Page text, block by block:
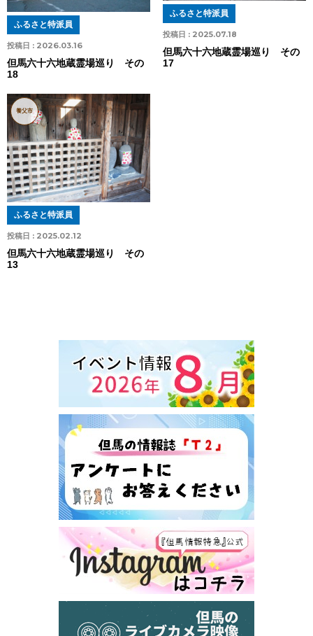
投稿日 : 2026.03.16
ふるさと特派員
但馬六十六地蔵霊場巡り その
18
投稿日 : 2025.07.18
ふるさと特派員
但馬六十六地蔵霊場巡り その
17
養父市
投稿日 : 2025.02.12
ふるさと特派員
但馬六十六地蔵霊場巡り その
13